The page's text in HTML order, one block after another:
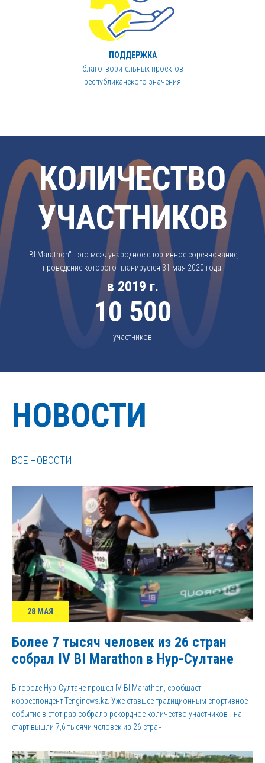
ПОДДЕРЖКА
благотворительных проектов
республиканского значения
КОЛИЧЕСТВО
УЧАСТНИКОВ
"BI Marathon" - это международное спортивное соревнование,
проведение которого планируется 31 мая 2020 года.
10 500
участников
в 2019 г.
НОВОСТИ
ВСЕ НОВОСТИ
28 МАЯ
Более 7 тысяч человек из 26 стран
собрал IV BI Marathon в Нур-Султане
В городе Нур-Султане прошел IV BI Marathon, сообщает
корреспондент Tenginews.kz. Уже ставшее традиционным спортивное
событие в этот раз собрало рекордное количество участников - на
старт вышли 7,6 тысячи человек из 26 стран.